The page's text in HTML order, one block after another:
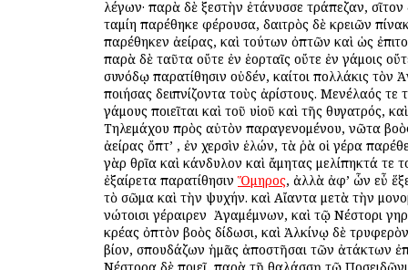
λέγων· παρὰ δὲ ξεστὴν ἐτάνυσσε τράπεζαν, σῖτον
ταμίη παρέθηκε φέρουσα, δαιτρὸς δὲ κρειῶν
παρέθηκεν ἀείρας, καὶ τούτων ὀπτῶν καὶ ὡς
παρὰ δὲ ταῦτα οὔτε ἐν ἑορταῖς οὔτε ἐν γάμοις
συνόδῳ παρατίθησιν οὐδέν, καίτοι πολλάκις τὸν
ποιήσας δειπνίζοντα τοὺς ἀρίστους. Μενέλαός τε
γάμους ποιεῖται καὶ τοῦ υἱοῦ καὶ τῆς θυγατρός,
Τηλεμάχου πρὸς αὐτὸν παραγενομένου, νῶτα
ἀείρας ὄπτ’ , ἐν χερσὶν ἑλών, τὰ ῥὰ οἱ γέρα
γὰρ θρῖα καὶ κάνδυλον καὶ ἄμητας μελίπηκτά τε
ἐξαίρετα παρατίθησιν Ὅμηρος, ἀλλὰ ἀφ’ ὧν εὖ
τὸ σῶμα καὶ τὴν ψυχήν. καὶ Αἴαντα μετὰ τὴν
νώτοισι γέραιρεν ὁ Ἀγαμέμνων, καὶ τῷ Νέστορι
κρέας ὀπτὸν βοὸς δίδωσι, καὶ Ἀλκίνῳ δὲ
βίον, σπουδάζων ἡμᾶς ἀποστῆσαι τῶν ἀτάκτων